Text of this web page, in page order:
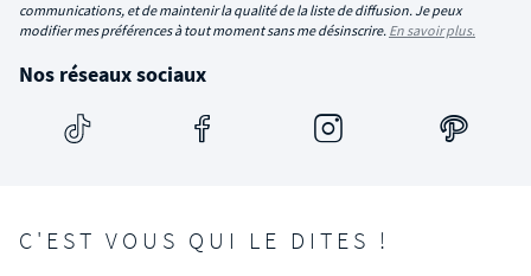
communications, et de maintenir la qualité de la liste de diffusion. Je peux
modifier mes préférences à tout moment sans me désinscrire. En savoir plus.
Nos réseaux sociaux
C'EST VOUS QUI LE DITES !